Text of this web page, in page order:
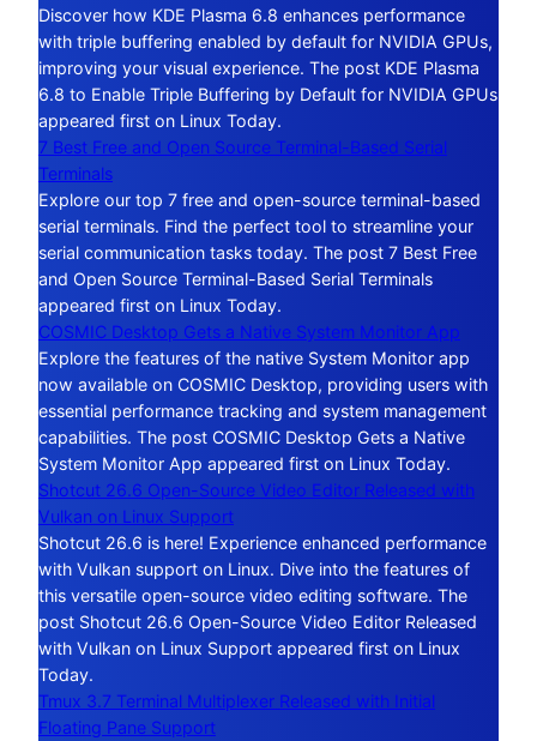
Discover how KDE Plasma 6.8 enhances performance
with triple buffering enabled by default for NVIDIA GPUs,
improving your visual experience. The post KDE Plasma
6.8 to Enable Triple Buffering by Default for NVIDIA GPUs
appeared first on Linux Today.
7 Best Free and Open Source Terminal-Based Serial
Terminals
Explore our top 7 free and open-source terminal-based
serial terminals. Find the perfect tool to streamline your
serial communication tasks today. The post 7 Best Free
and Open Source Terminal-Based Serial Terminals
appeared first on Linux Today.
COSMIC Desktop Gets a Native System Monitor App
Explore the features of the native System Monitor app
now available on COSMIC Desktop, providing users with
essential performance tracking and system management
capabilities. The post COSMIC Desktop Gets a Native
System Monitor App appeared first on Linux Today.
Shotcut 26.6 Open-Source Video Editor Released with
Vulkan on Linux Support
Shotcut 26.6 is here! Experience enhanced performance
with Vulkan support on Linux. Dive into the features of
this versatile open-source video editing software. The
post Shotcut 26.6 Open-Source Video Editor Released
with Vulkan on Linux Support appeared first on Linux
Today.
Tmux 3.7 Terminal Multiplexer Released with Initial
Floating Pane Support